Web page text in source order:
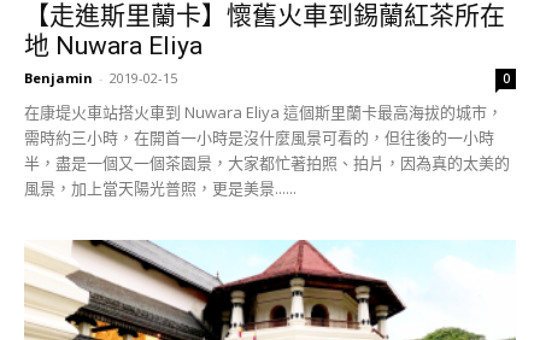
【走進斯里蘭卡】懷舊火車到錫蘭紅茶所在
地 Nuwara Eliya
Benjamin - 2019-02-15 0
在康堤火車站搭火車到 Nuwara Eliya 這個斯里蘭卡最高海拔的城市，
需時約三小時，在開首一小時是沒什麼風景可看的，但往後的一小時
半，盡是一個又一個茶園景，大家都忙著拍照、拍片，因為真的太美的
風景，加上當天陽光普照，更是美景......